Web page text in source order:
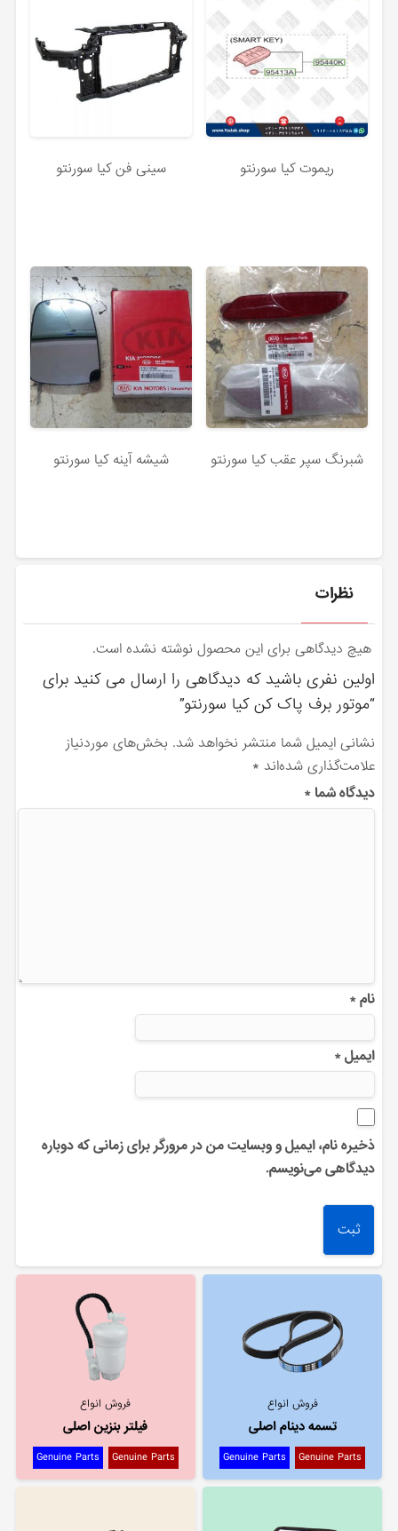
ریموت کیا سورنتو سینی فن کیا سورنتو
شبرنگ سپر عقب کیا سورنتو شیشه آینه کیا سورنتو
نظرات
هیچ دیدگاهی برای این محصول نوشته نشده است.
اولین نفری باشید که دیدگاهی را ارسال می کنید برای
“موتور برف پاک کن کیا سورنتو”
نشانی ایمیل شما منتشر نخواهد شد. بخش‌های موردنیاز
علامت‌گذاری شده‌اند *
دیدگاه شما*
نام*
ایمیل*
ذخیره نام، ایمیل و وبسایت من در مرورگر برای زمانی که دوباره
دیدگاهی می‌نویسم.
فروش انواع
تسمه دینام اصلی
Genuine Parts
Genuine Parts
فروش انواع
فیلتر بنزین اصلی
Genuine Parts
Genuine Parts